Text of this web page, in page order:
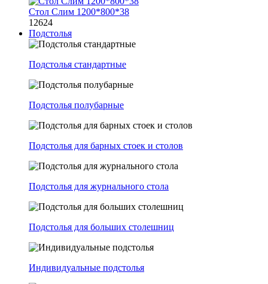
Стол Слим 1200*800*38
12624
Подстолья
Подстолья стандартные
Подстолья полубарные
Подстолья для барных стоек и столов
Подстолья для журнального стола
Подстолья для больших столешниц
Индивидуальные подстолья